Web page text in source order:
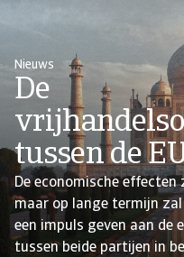
Nieuws
De
tussen de
De economische
maar op lange termijn
een impuls geven aan de
tussen beide partijen in